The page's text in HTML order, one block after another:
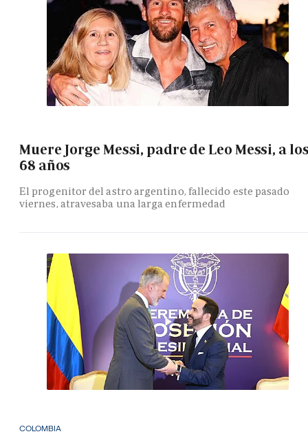
Muere Jorge Messi, padre de Leo Messi, a
68 años
El progenitor del astro argentino, fallecido este pasado
viernes, atravesaba una larga enfermedad
COLOMBIA